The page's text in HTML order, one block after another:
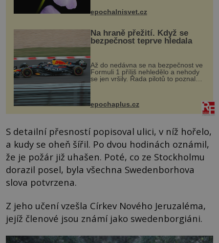
vstupenka...
epochalnisvet.cz
Na hraně přežití. Když se
bezpečnost teprve hledala
Až do nedávna se na bezpečnost ve
Formuli 1 příliš nehledělo a nehody
se jen vršily. Řada pilotů to poznala
na vlastní kůži, často s trvalými
následky nebo bohužel i ztrátou
života. Dnes nepochopiteln...
epochaplus.cz
S detailní přesností popisoval ulici, v níž hořelo,
a kudy se oheň šířil. Po dvou hodinách oznámil,
že je požár již uhašen. Poté, co ze Stockholmu
dorazil posel, byla všechna Swedenborhova
slova potvrzena.
Z jeho učení vzešla Církev Nového Jeruzaléma,
jejíž členové jsou známí jako swedenborgiáni.